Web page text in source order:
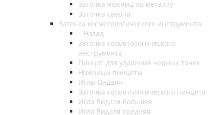
Заточка ножниц по металлу
Заточка сверла
Заточка косметологического инструмента
Назад
Заточка косметологического
инструмента
Пинцет для удаления черных точек
Ножницы пинцеты
Иглы Видаля
Заточка косметологического пинцета
Игла Видаля большая
Игла Видаля средняя